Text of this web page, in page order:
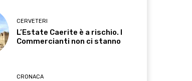
CERVETERI
L’Estate Caerite è a rischio. I
Commercianti non ci stanno
CRONACA